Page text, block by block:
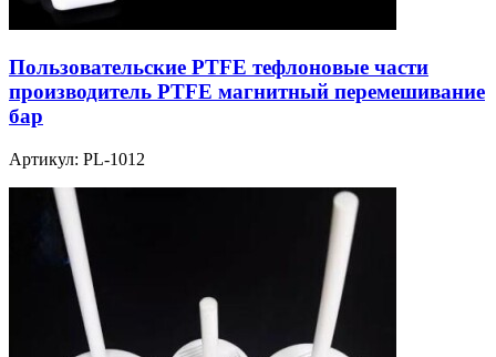
Пользовательские PTFE тефлоновые части
производитель PTFE магнитный перемешивание
бар
Артикул: PL-1012